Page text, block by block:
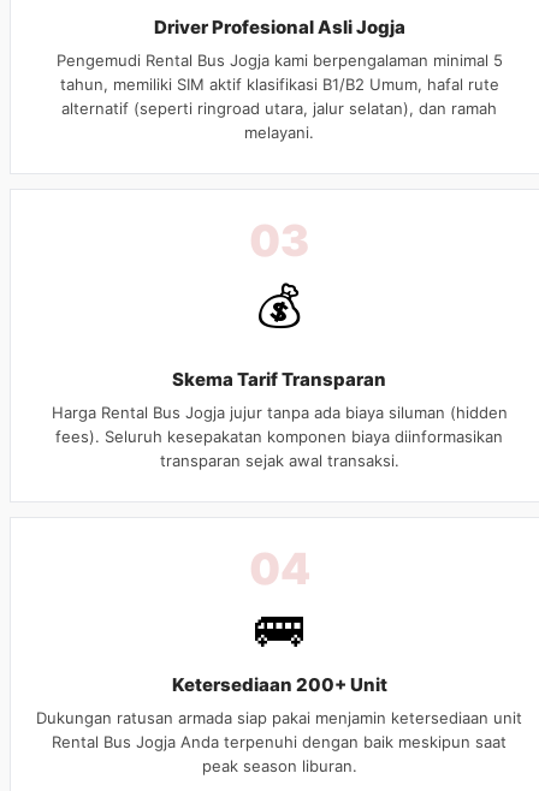
Driver Profesional Asli Jogja
Pengemudi Rental Bus Jogja kami berpengalaman minimal 5
tahun, memiliki SIM aktif klasifikasi B1/B2 Umum, hafal rute
alternatif (seperti ringroad utara, jalur selatan), dan ramah
melayani.
03
💰
Skema Tarif Transparan
Harga Rental Bus Jogja jujur tanpa ada biaya siluman (hidden
fees). Seluruh kesepakatan komponen biaya diinformasikan
transparan sejak awal transaksi.
04
🚌
Ketersediaan 200+ Unit
Dukungan ratusan armada siap pakai menjamin ketersediaan unit
Rental Bus Jogja Anda terpenuhi dengan baik meskipun saat
peak season liburan.